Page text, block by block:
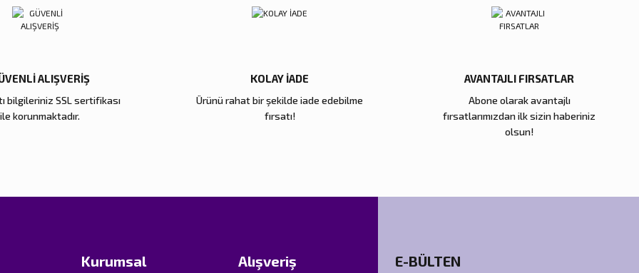
ALIŞVERİŞ
bilgileriniz SSL sertifikası
ile korunmaktadır.
KOLAY İADE
Ürünü rahat bir şekilde iade edebilme
fırsatı!
AVANTAJLI FIRSATLAR
Abone olarak avantajlı
fırsatlarımızdan ilk sizin haberiniz
olsun!
Kurumsal Alışveriş E-BÜLTEN